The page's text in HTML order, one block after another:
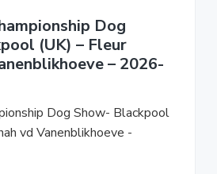
Dog
(UK) – Fleur
– 2026-
Dog Show- Blackpool
vd Vanenblikhoeve -